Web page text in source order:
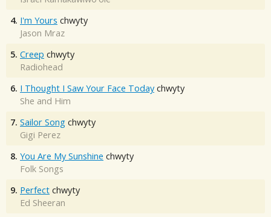
4. I'm Yours chwyty
Jason Mraz
5. Creep chwyty
Radiohead
6. I Thought I Saw Your Face Today chwyty
She and Him
7. Sailor Song chwyty
Gigi Perez
8. You Are My Sunshine chwyty
Folk Songs
9. Perfect chwyty
Ed Sheeran